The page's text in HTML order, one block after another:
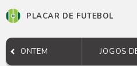
PLACAR DE FUTEBOL
ONTEM JOGOS